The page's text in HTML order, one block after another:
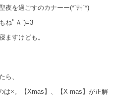
を過ごすのカナーー(*´艸`*)
ねﾟＡ`)=3
ますけども。
ら、
は×。【Xmas】、【X-mas】が正解